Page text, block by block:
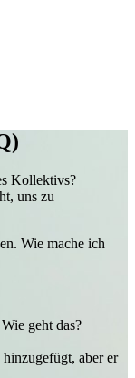
Kollektivs?
uns zu
Wie mache ich
geht das?
aber er